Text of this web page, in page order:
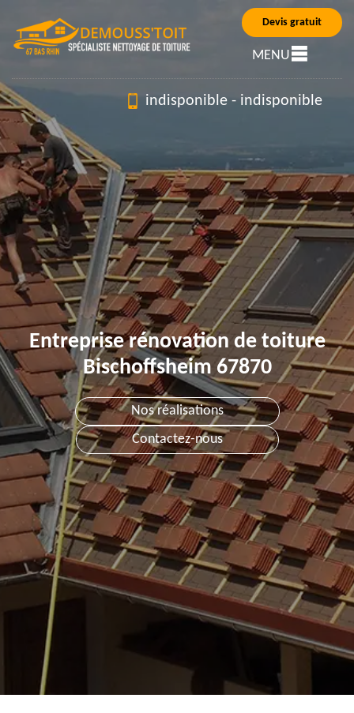
Devis gratuit
MENU
indisponible - indisponible
Entreprise rénovation de toiture
Bischoffsheim 67870
Nos réalisations
Contactez-nous